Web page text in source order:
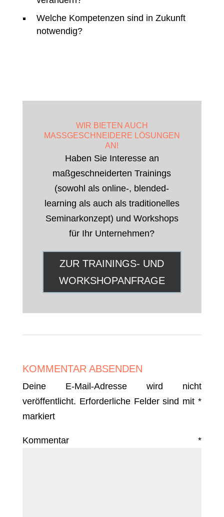
Welche Kompetenzen sind in Zukunft
notwendig?
WIR BIETEN AUCH
MASSGESCHNEIDERE LÖSUNGEN A
N!
Haben Sie Interesse an
maßgeschneiderten Trainings
(sowohl als online-, blended-
learning als auch als traditionelles
Seminarkonzept) und Workshops
für Ihr Unternehmen?
ZUR TRAININGS- UND
WORKSHOPANFRAGE
KOMMENTAR ABSENDEN
Deine E-Mail-Adresse wird nicht
veröffentlicht. Erforderliche Felder sind mit*
markiert
Kommentar*